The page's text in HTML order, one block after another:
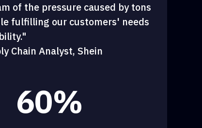
of the pressure caused by tons
fulfilling our customers' needs
Chain Analyst, Shein
60%